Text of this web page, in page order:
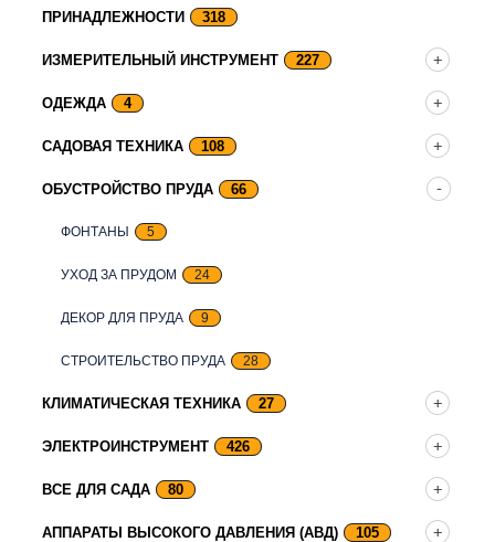
ПРИНАДЛЕЖНОСТИ 318
ИЗМЕРИТЕЛЬНЫЙ ИНСТРУМЕНТ 227
ОДЕЖДА 4
САДОВАЯ ТЕХНИКА 108
ОБУСТРОЙСТВО ПРУДА 66
ФОНТАНЫ 5
УХОД ЗА ПРУДОМ 24
ДЕКОР ДЛЯ ПРУДА 9
СТРОИТЕЛЬСТВО ПРУДА 28
КЛИМАТИЧЕСКАЯ ТЕХНИКА 27
ЭЛЕКТРОИНСТРУМЕНТ 426
ВСЕ ДЛЯ САДА 80
АППАРАТЫ ВЫСОКОГО ДАВЛЕНИЯ (АВД) 105